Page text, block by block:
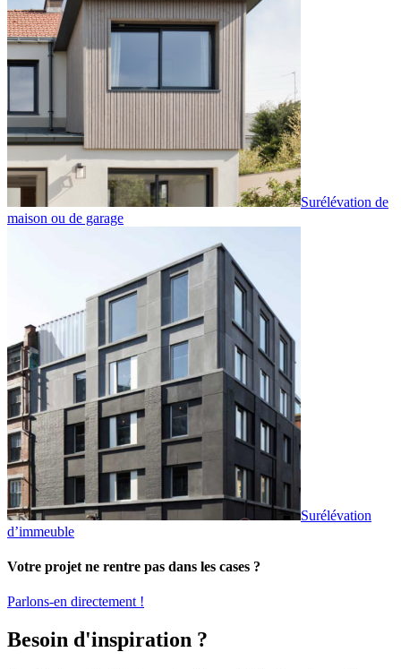
Surélévation de
maison ou de garage
Surélévation
d’immeuble
Votre projet ne rentre pas dans les cases ?
Parlons-en directement !
Besoin d'inspiration ?